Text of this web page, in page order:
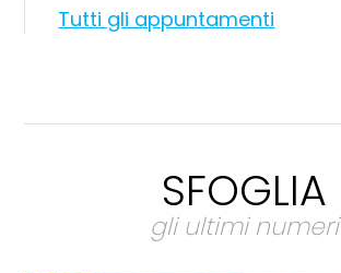
Tutti gli appuntamenti
SFOGLIA
gli ultimi numeri